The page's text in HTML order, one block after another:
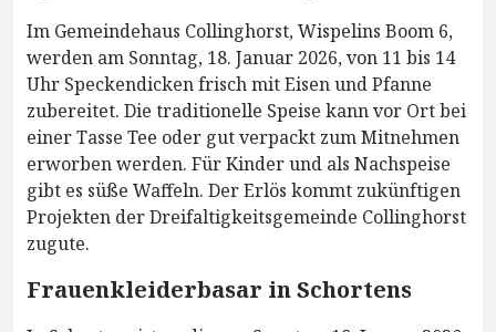
Im Gemeindehaus Collinghorst, Wispelins Boom 6,
werden am Sonntag, 18. Januar 2026, von 11 bis 14
Uhr Speckendicken frisch mit Eisen und Pfanne
zubereitet. Die traditionelle Speise kann vor Ort bei
einer Tasse Tee oder gut verpackt zum Mitnehmen
erworben werden. Für Kinder und als Nachspeise
gibt es süße Waffeln. Der Erlös kommt zukünftigen
Projekten der Dreifaltigkeitsgemeinde Collinghorst
zugute.
Frauenkleiderbasar in Schortens